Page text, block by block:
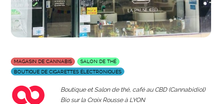
MAGASIN DE CANNABIS
SALON DE THÉ
BOUTIQUE DE CIGARETTES ÉLECTRONIQUES
Boutique et Salon de thé, café au CBD (Cannabidiol)
Bio sur la Croix Rousse à LYON